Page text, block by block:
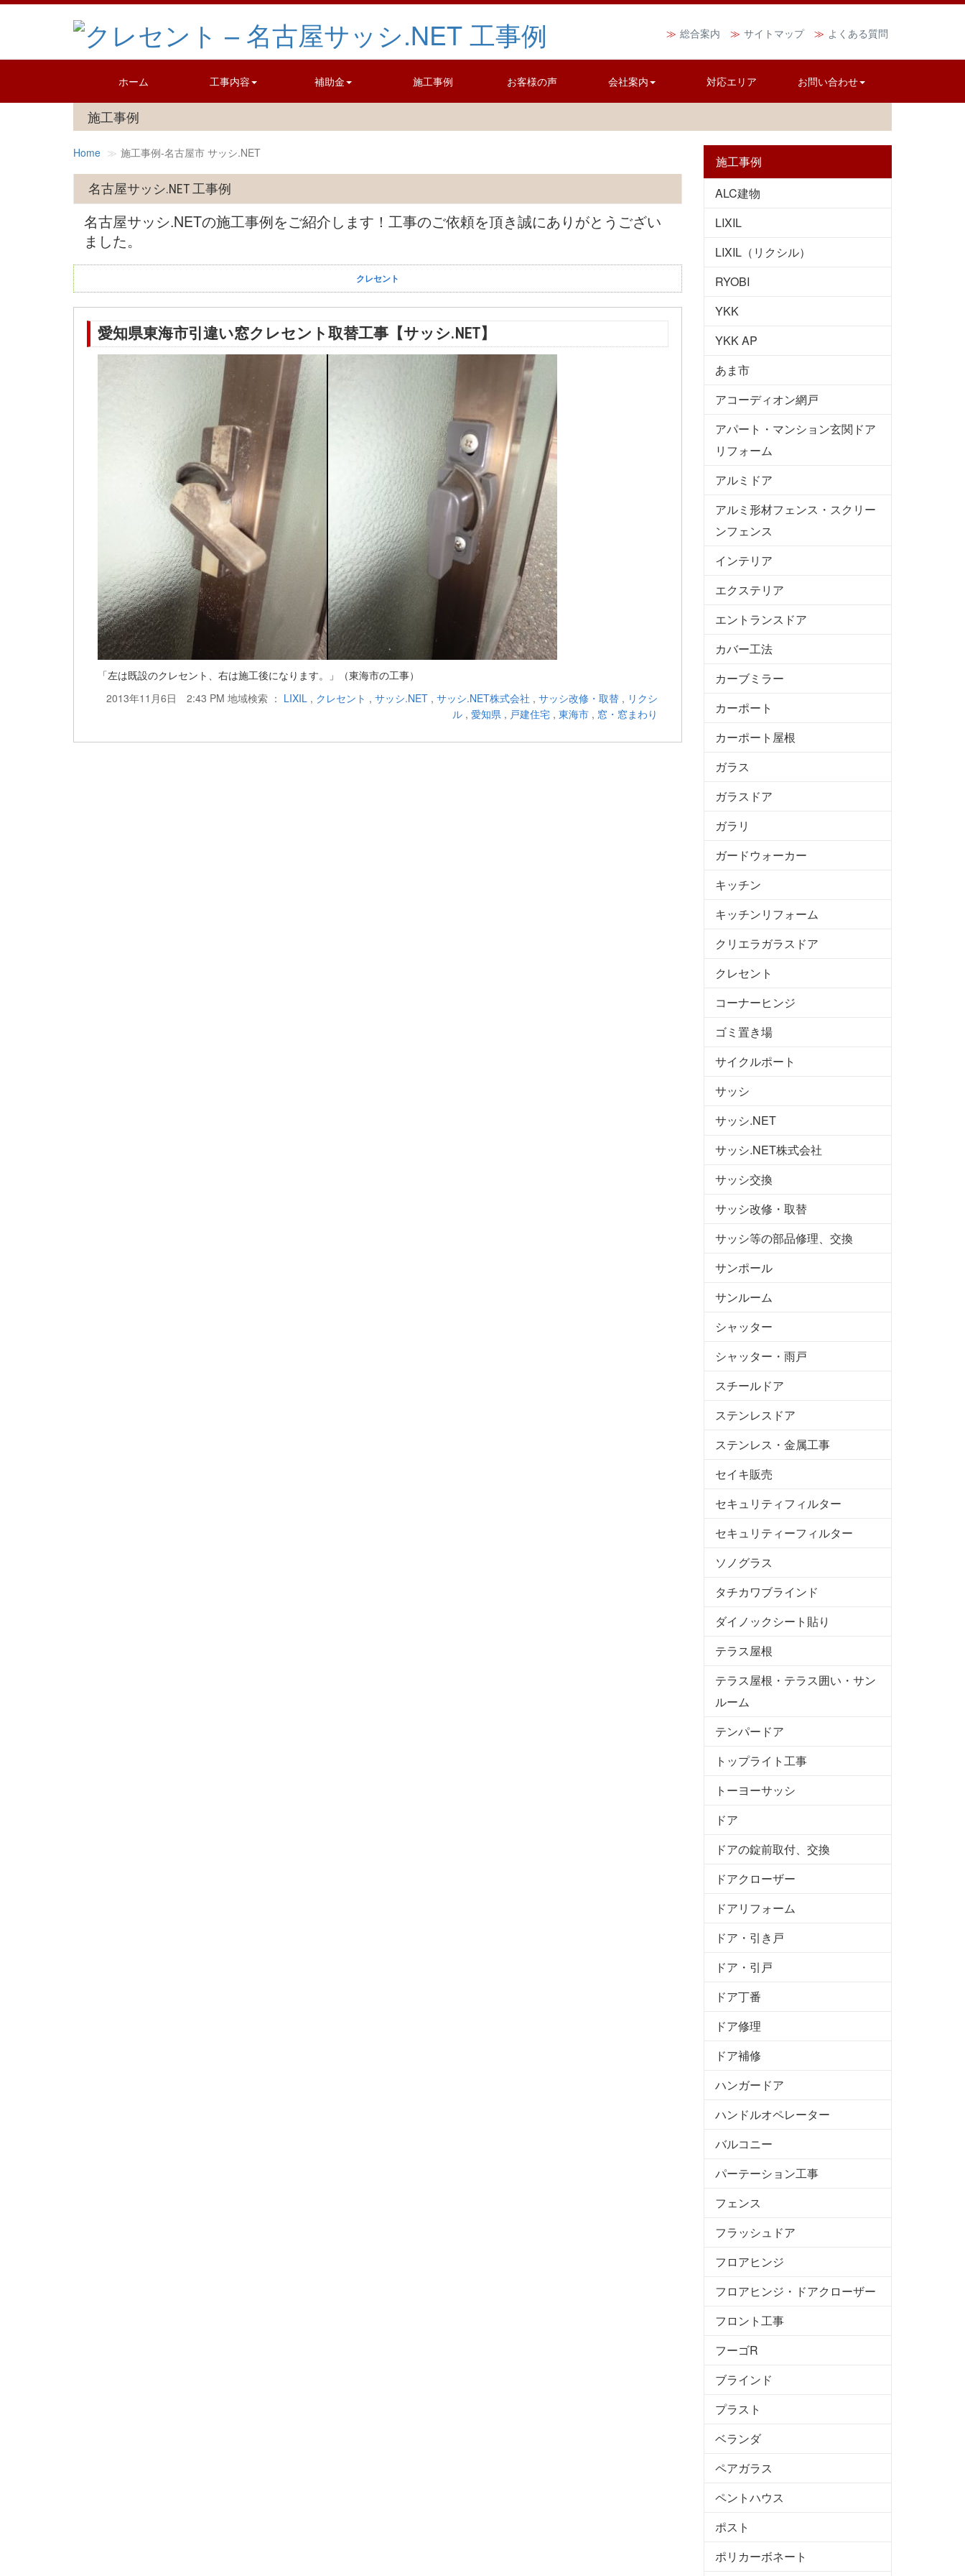
総合案内 サイトマップ よくある質問
ホーム 工事内容 補助金 施工事例 お客様の声 会社案内 対応エリア お問い合わせ
施工事例
Home 施工事例‐名古屋市 サッシ.NET
名古屋サッシ.NET 工事例
名古屋サッシ.NETの施工事例をご紹介します！工事のご依頼を頂き誠にありがとうござい
ました。
クレセント
愛知県東海市引違い窓クレセント取替工事【サッシ.NET】
「左は既設のクレセント、右は施工後になります。」（東海市の工事）
2013年11月6日 2:43 PM 地域検索 ： LIXIL, クレセント , サッシ.NET, サッシ.NET株式会社 , サッシ改修・取替, リクシ
ル, 愛知県, 戸建住宅, 東海市, 窓・窓まわり
施工事例
ALC建物
LIXIL
LIXIL（リクシル）
RYOBI
YKK
YKK AP
あま市
アコーディオン網戸
アパート・マンション玄関ドア
リフォーム
アルミドア
アルミ形材フェンス・スクリー
ンフェンス
インテリア
エクステリア
エントランスドア
カバー工法
カーブミラー
カーポート
カーポート屋根
ガラス
ガラスドア
ガラリ
ガードウォーカー
キッチン
キッチンリフォーム
クリエラガラスドア
クレセント
コーナーヒンジ
ゴミ置き場
サイクルポート
サッシ
サッシ.NET
サッシ.NET株式会社
サッシ交換
サッシ改修・取替
サッシ等の部品修理、交換
サンポール
サンルーム
シャッター
シャッター・雨戸
スチールドア
ステンレスドア
ステンレス・金属工事
セイキ販売
セキュリティフィルター
セキュリティーフィルター
ソノグラス
タチカワブラインド
ダイノックシート貼り
テラス屋根
テラス屋根・テラス囲い・サン
ルーム
テンパードア
トップライト工事
トーヨーサッシ
ドア
ドアの錠前取付、交換
ドアクローザー
ドアリフォーム
ドア・引き戸
ドア・引戸
ドア丁番
ドア修理
ドア補修
ハンガードア
ハンドルオペレーター
バルコニー
パーテーション工事
フェンス
フラッシュドア
フロアヒンジ
フロアヒンジ・ドアクローザー
フロント工事
フーゴR
ブラインド
プラスト
ベランダ
ペアガラス
ペントハウス
ポスト
ポリカーボネート